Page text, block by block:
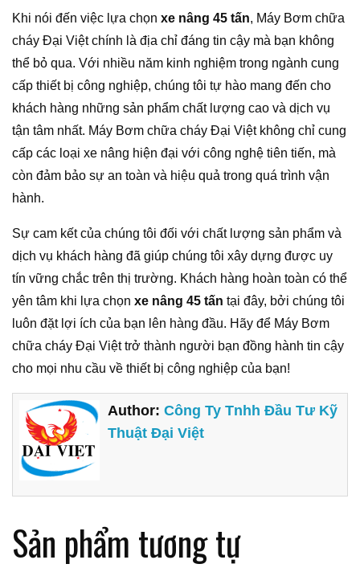
Khi nói đến việc lựa chọn xe nâng 45 tấn, Máy Bơm chữa
cháy Đại Việt chính là địa chỉ đáng tin cậy mà bạn không
thể bỏ qua. Với nhiều năm kinh nghiệm trong ngành cung
cấp thiết bị công nghiệp, chúng tôi tự hào mang đến cho
khách hàng những sản phẩm chất lượng cao và dịch vụ
tận tâm nhất. Máy Bơm chữa cháy Đại Việt không chỉ cung
cấp các loại xe nâng hiện đại với công nghệ tiên tiến, mà
còn đảm bảo sự an toàn và hiệu quả trong quá trình vận
hành.
Sự cam kết của chúng tôi đối với chất lượng sản phẩm và
dịch vụ khách hàng đã giúp chúng tôi xây dựng được uy
tín vững chắc trên thị trường. Khách hàng hoàn toàn có thể
yên tâm khi lựa chọn xe nâng 45 tấn tại đây, bởi chúng tôi
luôn đặt lợi ích của bạn lên hàng đầu. Hãy để Máy Bơm
chữa cháy Đại Việt trở thành người bạn đồng hành tin cậy
cho mọi nhu cầu về thiết bị công nghiệp của bạn!
Author:Công Ty Tnhh Đầu Tư Kỹ
Thuật Đại Việt
Sản phẩm tương tự